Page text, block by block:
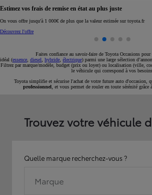
Estimez vos frais de remise en état au plus juste
On vous offre jusqu'à 1 000€ de plus que la valeur estimée sur toyota.fr
Découvrez l'offre
Faites confiance au savoir-faire de Toyota Occasions
idéal (essence diesel hybride électrique) parmi une large sélection
Filtrez par marque/modèle, budget (prix ou loyer) ou localisation (ville,
le véhicule qui correspond à vos besoins.
Toyota simplifie et sécurise l'achat de votre future auto d'occasion,
professionnel , et vous permet de rouler en toute sérénité grâce
Trouvez votre véhicule
Quelle marque recherchez-vous ?
Marque